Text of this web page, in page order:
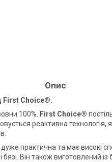
Опис
First Choice®.
100%. First Choice®
реактивна
практична та має високі
бязі. Він також виготовлений